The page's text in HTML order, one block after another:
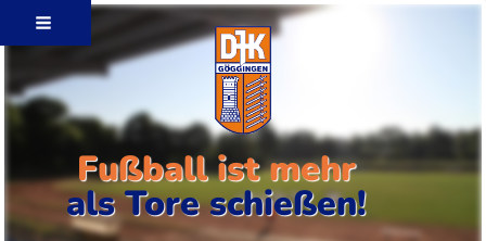
Fußball ist mehr
als Tore schießen!